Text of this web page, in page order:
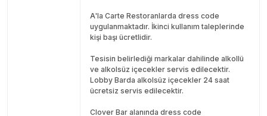
A'la Carte Restoranlarda dress code
uygulanmaktadır. İkinci kullanım taleplerinde
kişi başı ücretlidir.
Tesisin belirlediği markalar dahilinde alkollü
ve alkolsüz içecekler servis edilecektir.
Lobby Barda alkolsüz içecekler 24 saat
ücretsiz servis edilecektir.
Clover Bar alanında dress code